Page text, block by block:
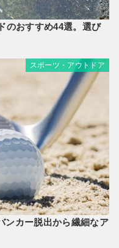
のおすすめ44選。選び
スポーツ・アウトドア
ンカー脱出から繊細なア